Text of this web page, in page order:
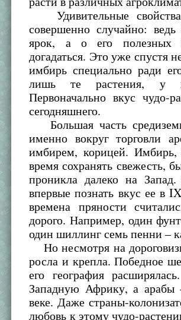
Удивительные
совершенно случайно:
ярок, а о его полезных
догадаться. Это уже спустя
имбирь специально ради
лишь те растения, у
Первоначально вкус чудо-
сегодняшнего.
Большая часть
именно вокруг торговли
имбирем, корицей. Имбирь,
время сохранять свежесть,
проникла далеко на
впервые познать вкус ее в
времена пряности
дорого. Например, один
один шиллинг семь пенни –
Но несмотря на
росла и крепла. Победное
его география
Западную Африку, а
веке. Даже страны-
любовь к этому чудо-